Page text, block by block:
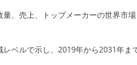
、売上、トップメーカーの世界市
ベルで示し、2019年から2031年ま